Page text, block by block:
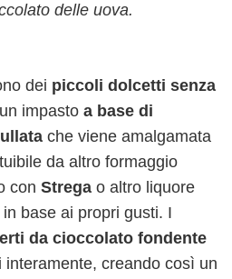
delle uova.
dei piccoli dolcetti senza
impasto a base di
che viene amalgamata
da altro formaggio
con Strega o altro liquore
base ai propri gusti. I
da cioccolato fondente
interamente, creando così un